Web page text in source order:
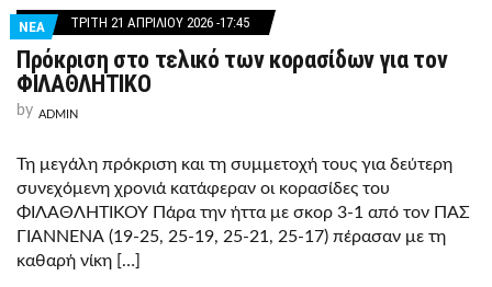
ΝΕΑ ΤΡΊΤΗ 21 ΑΠΡΙΛΊΟΥ 2026 -17:45
Πρόκριση στο τελικό των κορασίδων για τον
ΦΙΛΑΘΛΗΤΙΚΟ
by ADMIN
Τη μεγάλη πρόκριση και τη συμμετοχή τους για δεύτερη
συνεχόμενη χρονιά κατάφεραν οι κορασίδες του
ΦΙΛΑΘΛΗΤΙΚΟΥ Πάρα την ήττα με σκορ 3-1 από τον ΠΑΣ
ΓΙΑΝΝΕΝΑ (19-25, 25-19, 25-21, 25-17) πέρασαν με τη
καθαρή νίκη […]